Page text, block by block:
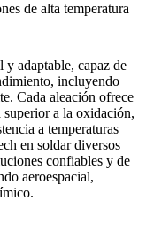
de alta temperatura
y adaptable, capaz de
incluyendo
Cada aleación ofrece
superior a la oxidación,
a temperaturas
en soldar diversos
confiables y de
aeroespacial,